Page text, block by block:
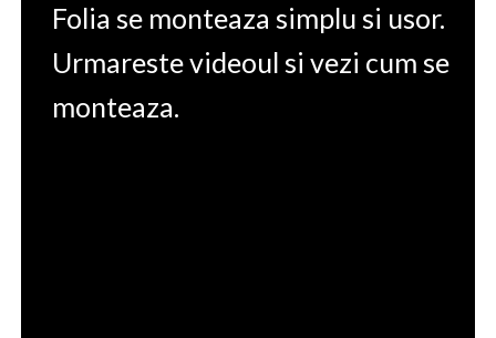
Folia se monteaza simplu si usor.
Urmareste videoul si vezi cum se
monteaza.